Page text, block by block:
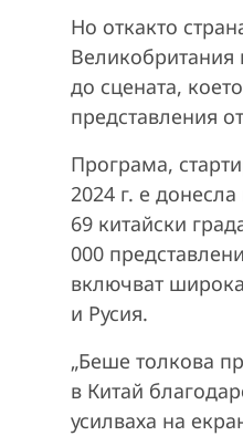
Но откакто
Великобритания
до сцената,
представления
Програма,
2024 г. е
69 китайски
000
включват
и Русия.
„Беше толкова
в Китай
усилваха на